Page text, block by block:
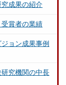
成果の紹介
賞者の業績
ョン成果事例
究機関の中長